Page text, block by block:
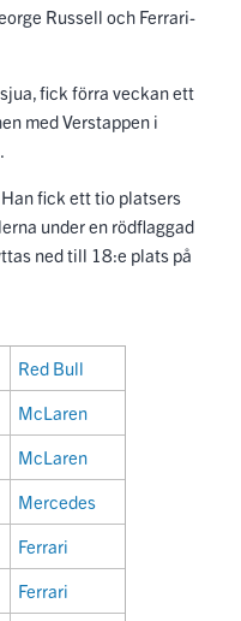
Russell och Ferrari-
fick förra veckan ett
med Verstappen i
fick ett tio platsers
under en rödflaggad
ned till 18:e plats på
Red Bull
McLaren
McLaren
Mercedes
Ferrari
Ferrari